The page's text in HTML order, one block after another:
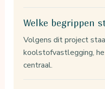
Welke begrippen
Volgens dit project
koolstofvastlegging,
centraal.